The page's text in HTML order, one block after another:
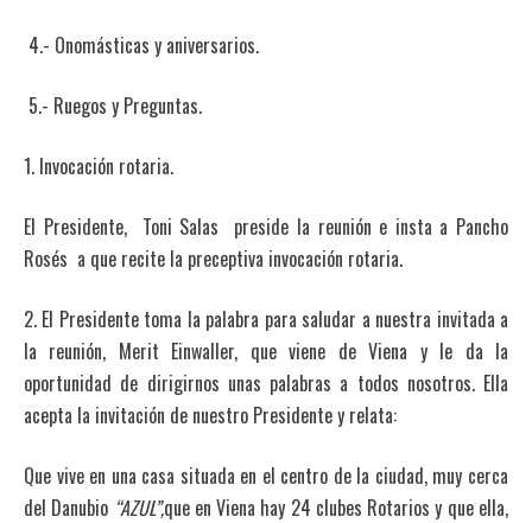
4.- Onomásticas y aniversarios.
5.- Ruegos y Preguntas.
1. Invocación rotaria.
El Presidente, Toni Salas preside la reunión e insta a Pancho
Rosés a que recite la preceptiva invocación rotaria.
2. El Presidente toma la palabra para saludar a nuestra invitada a
la reunión, Merit Einwaller, que viene de Viena y le da la
oportunidad de dirigirnos unas palabras a todos nosotros. Ella
acepta la invitación de nuestro Presidente y relata:
Que vive en una casa situada en el centro de la ciudad, muy cerca
del Danubio “AZUL”,que en Viena hay 24 clubes Rotarios y que ella,